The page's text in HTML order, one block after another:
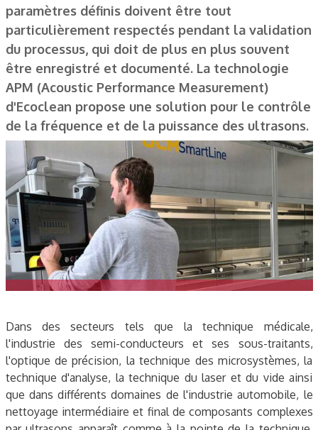
paramètres définis doivent être tout
particulièrement respectés pendant la validation
du processus, qui doit de plus en plus souvent
être enregistré et documenté. La technologie
APM (Acoustic Performance Measurement)
d'Ecoclean propose une solution pour le contrôle
de la fréquence et de la puissance des ultrasons.
Dans des secteurs tels que la technique médicale,
l'industrie des semi-conducteurs et ses sous-traitants,
l'optique de précision, la technique des microsystèmes, la
technique d'analyse, la technique du laser et du vide ainsi
que dans différents domaines de l'industrie automobile, le
nettoyage intermédiaire et final de composants complexes